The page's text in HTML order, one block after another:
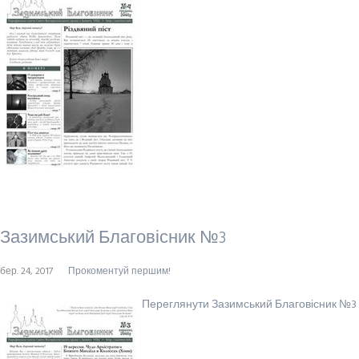
Зазимський Благовісник №3
бер. 24, 2017 Прокоментуй першим!
Переглянути Зазимський Благовісник №3